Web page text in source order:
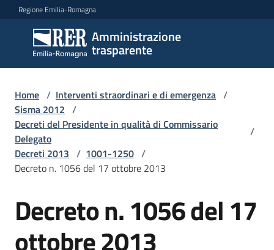
Vai al contenuto
Vai alla navigazione
Vai al footer
Regione Emilia-Romagna
Amministrazione
trasparente
Amministrazione
trasparente
Sottosezioni
Accesso
Home / Interventi straordinari e di emergenza /
Sisma 2012 /
Decreti del Presidente in qualità di Commissario
Delegato
/
Decreti 2013 / 1001-1250 /
Decreto n. 1056 del 17 ottobre 2013
Decreto n. 1056 del 17
ottobre 2013